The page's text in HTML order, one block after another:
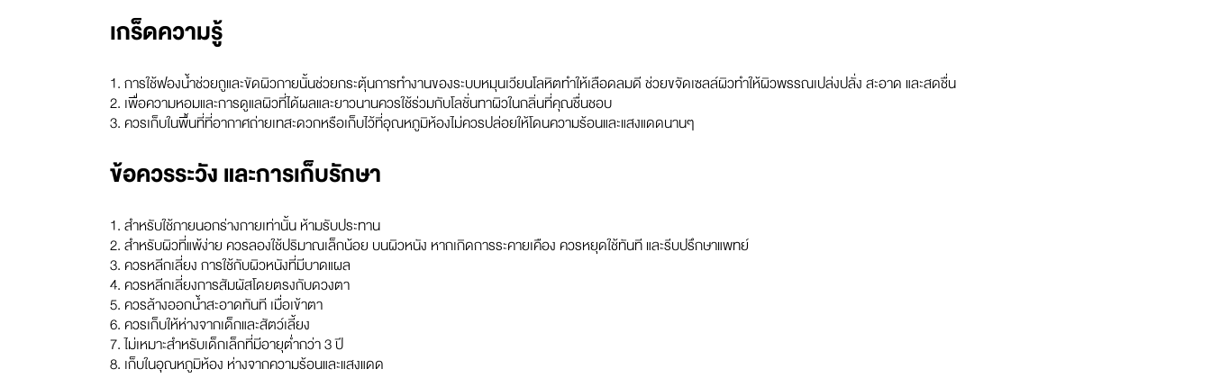
เกร็ดความรู้
1. การใช้ฟองน้ำช่วยถูและขัดผิวกายนั้นช่วยกระตุ้นการทำงานของระบบหมุนเวียนโลหิตทำให้เลือดลมดี ช่วยขจัดเซลล์ผิวทำให้ผิวพรรณเปล่งปลั่ง สะอาด และสดชื่น
2. เพื่อความหอมและการดูแลผิวที่ได้ผลและยาวนานควรใช้ร่วมกับโลชั่นทาผิวในกลิ่นที่คุณชื่นชอบ
3. ควรเก็บในพื้นที่ที่อากาศถ่ายเทสะดวกหรือเก็บไว้ที่อุณหภูมิห้องไม่ควรปล่อยให้โดนความร้อนและแสงแดดนานๆ
ข้อควรระวัง และการเก็บรักษา
1. สำหรับใช้ภายนอกร่างกายเท่านั้น ห้ามรับประทาน
2. สำหรับผิวที่แพ้ง่าย ควรลองใช้ปริมาณเล็กน้อย บนผิวหนัง หากเกิดการระคายเคือง ควรหยุดใช้ทันที และรีบปรึกษาแพทย์
3. ควรหลีกเลี่ยง การใช้กับผิวหนังที่มีบาดแผล
4. ควรหลีกเลี่ยงการสัมผัสโดยตรงกับดวงตา
5. ควรล้างออกน้ำสะอาดทันที เมื่อเข้าตา
6. ควรเก็บให้ห่างจากเด็กและสัตว์เลี้ยง
7. ไม่เหมาะสำหรับเด็กเล็กที่มีอายุต่ำกว่า 3 ปี
8. เก็บในอุณหภูมิห้อง ห่างจากความร้อนและแสงแดด